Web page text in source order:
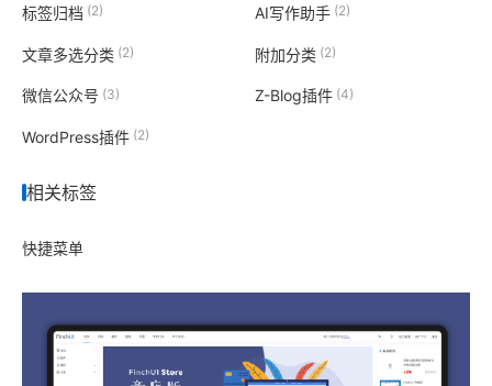
标签归档 (2) AI写作助手(2)
文章多选分类 (2) 附加分类 (2)
微信公众号 (3) Z-Blog插件(4)
WordPress插件 (2)
相关标签
快捷菜单